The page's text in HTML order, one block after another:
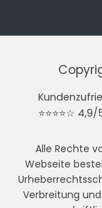
⭐⭐⭐⭐☆
Alle Rechte
Webseite
Verbreitung